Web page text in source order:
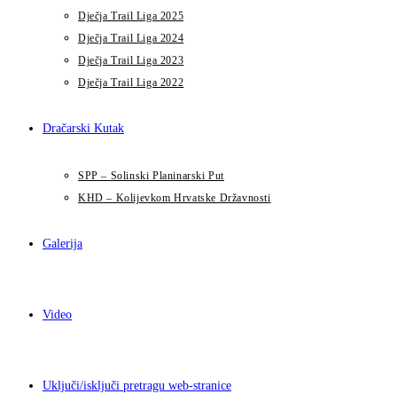
Dječja Trail Liga 2025
Dječja Trail Liga 2024
Dječja Trail Liga 2023
Dječja Trail Liga 2022
Dračarski Kutak
SPP – Solinski Planinarski Put
KHD – Kolijevkom Hrvatske Državnosti
Galerija
Video
Uključi/isključi pretragu web-stranice